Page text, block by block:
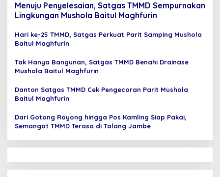
Menuju Penyelesaian, Satgas TMMD Sempurnakan
Lingkungan Mushola Baitul Maghfurin
Hari ke-25 TMMD, Satgas Perkuat Parit Samping Mushola
Baitul Maghfurin
Tak Hanya Bangunan, Satgas TMMD Benahi Drainase
Mushola Baitul Maghfurin
Danton Satgas TMMD Cek Pengecoran Parit Mushola
Baitul Maghfurin
Dari Gotong Royong hingga Pos Kamling Siap Pakai,
Semangat TMMD Terasa di Talang Jambe